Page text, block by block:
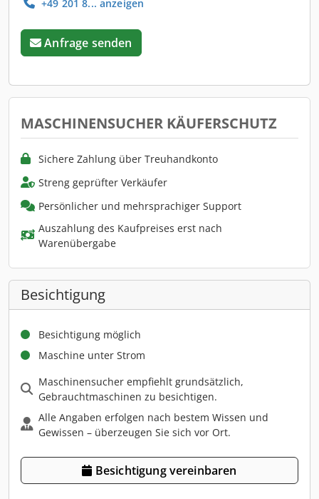
+49 201 8... anzeigen
Anfrage senden
MASCHINENSUCHER KÄUFERSCHUTZ
Sichere Zahlung über Treuhandkonto
Streng geprüfter Verkäufer
Persönlicher und mehrsprachiger Support
Auszahlung des Kaufpreises erst nach
Warenübergabe
Besichtigung
Besichtigung möglich
Maschine unter Strom
Maschinensucher empfiehlt grundsätzlich,
Gebrauchtmaschinen zu besichtigen.
Alle Angaben erfolgen nach bestem Wissen und
Gewissen – überzeugen Sie sich vor Ort.
Besichtigung vereinbaren